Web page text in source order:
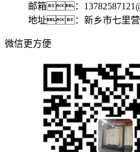
邮箱：
地址：新乡市七里营
微信更方便